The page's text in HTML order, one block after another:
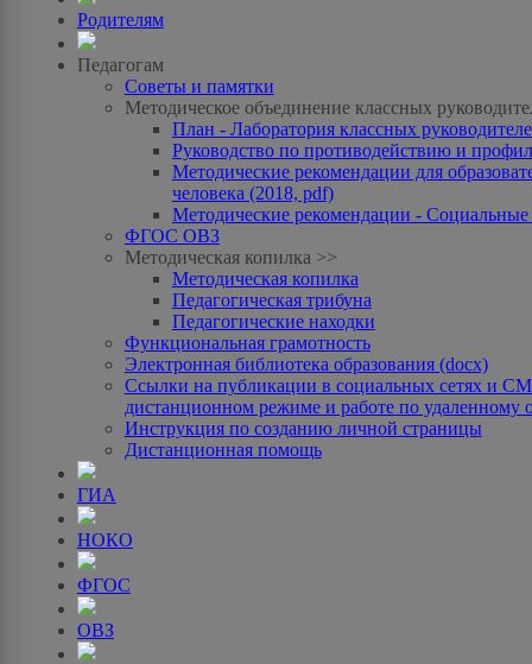
Родителям
Педагогам
Советы и памятки
Методическое объединение классных
План - Лаборатория классных
Руководство по противодействию и
Методические рекомендации для
человека (2018, pdf)
Методические рекомендации -
ФГОС ОВЗ
Методическая копилка >>
Методическая копилка
Педагогическая трибуна
Педагогические находки
Функциональная грамотность
Электронная библиотека образования (docx)
Ссылки на публикации в социальных сетях и
дистанционном режиме и работе по удаленному
Инструкция по созданию личной страницы
Дистанционная помощь
ГИА
НОКО
ФГОС
ОВЗ